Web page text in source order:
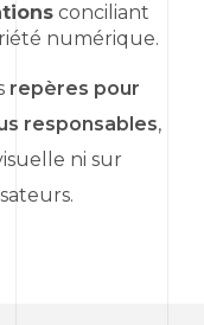
conciliant
numérique.
repères pour
responsables,
ni sur